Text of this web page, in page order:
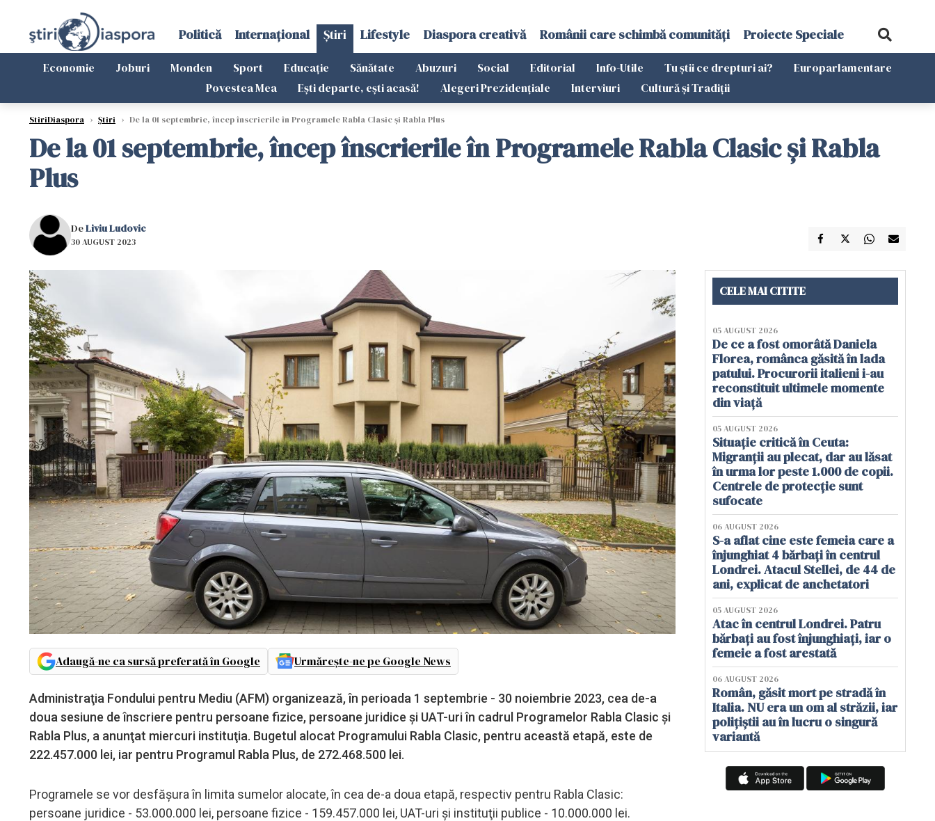
Politică Internațional Știri Lifestyle Diaspora creativă Românii care schimbă comunități Proiecte Speciale
Economie Joburi Monden Sport Educație Sănătate Abuzuri Social Editorial Info-Utile Tu știi ce drepturi ai?
Europarlamentare
Povestea Mea
Ești departe, ești acasă! Alegeri Prezidențiale Interviuri Cultură și Tradiții
StiriDiaspora › Știri › De la 01 septembrie, încep înscrierile în Programele Rabla Clasic şi Rabla Plus
De la 01 septembrie, încep înscrierile în Programele Rabla Clasic şi Rabla
Plus
DeLiviu Ludovic
30 AUGUST 2023
Adaugă-ne ca sursă preferată în Google Urmărește-ne pe Google News
Administraţia Fondului pentru Mediu (AFM) organizează, în perioada 1 septembrie - 30 noiembrie 2023, cea de-a
doua sesiune de înscriere pentru persoane fizice, persoane juridice şi UAT-uri în cadrul Programelor Rabla Clasic şi
Rabla Plus, a anunţat miercuri instituţia. Bugetul alocat Programului Rabla Clasic, pentru această etapă, este de
222.457.000 lei, iar pentru Programul Rabla Plus, de 272.468.500 lei.
Programele se vor desfăşura în limita sumelor alocate, în cea de-a doua etapă, respectiv pentru Rabla Clasic:
persoane juridice - 53.000.000 lei, persoane fizice - 159.457.000 lei, UAT-uri şi instituţii publice - 10.000.000 lei.
CELE MAI CITITE
05 AUGUST 2026
De ce a fost omorâtă Daniela
Florea, românca găsită în lada
patului. Procurorii italieni i-au
reconstituit ultimele momente
din viață
05 AUGUST 2026
Situație critică în Ceuta:
Migranții au plecat, dar au lăsat
în urma lor peste 1.000 de copii.
Centrele de protecție sunt
sufocate
06 AUGUST 2026
S-a aflat cine este femeia care a
înjunghiat 4 bărbați în centrul
Londrei. Atacul Stellei, de 44 de
ani, explicat de anchetatori
05 AUGUST 2026
Atac în centrul Londrei. Patru
bărbați au fost înjunghiați, iar o
femeie a fost arestată
06 AUGUST 2026
Român, găsit mort pe stradă în
Italia. NU era un om al străzii, iar
polițiștii au în lucru o singură
variantă